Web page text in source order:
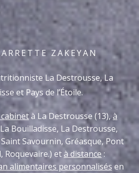
ZAKEYAN
La Destrousse, La
et Pays de l’Étoile.
à La Destrousse (13),à
Bouilladisse, La Destrousse,
Savournin, Gréasque, Pont
Roquevaire.) età distance :
alimentaires personnalisés en